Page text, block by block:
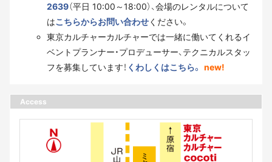
2639（平日 10:00～18:00）、会場のレンタルについて
はこちらからお問い合わせください。
東京カルチャーカルチャーでは一緒に働いてくれるイ
ベントプランナー・プロデューサー、テクニカルスタッ
フを募集しています！ くわしくはこちら。 new!
Access